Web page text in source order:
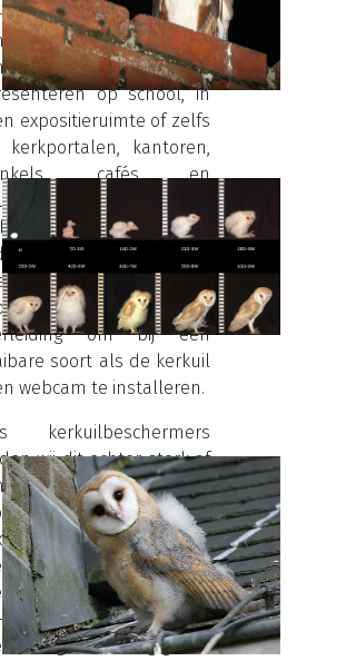
toestel of computer,
willen de beelden
plaatsen of
op school, in
expositieruimte of zelfs
kerkportalen, kantoren,
cafés en
Wij hebben
begrip voor de
meerwaarde die
kunnen
en begrijpen de
om bij een
soort als de kerkuil
webcam te installeren.
kerkuilbeschermers
wij dit echter sterk af
waarschuwen we graag
de mogelijke gevolgen.
de broedtijd is de
zeer gevoelig voor
Vooral tijdens de
fase kan de kleinste
aanleiding geven